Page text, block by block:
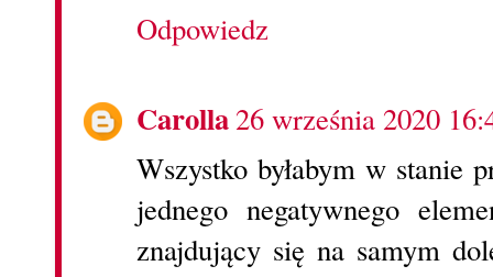
Odpowiedz
Carolla26 września 2020
Wszystko byłabym w stanie
jednego negatywnego
znajdujący się na samym